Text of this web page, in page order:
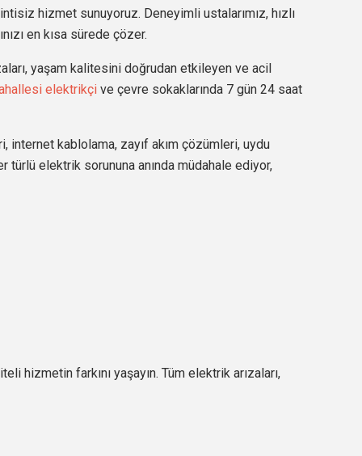
hizmet sunuyoruz. Deneyimli ustalarımız, hızlı
en kısa sürede çözer.
yaşam kalitesini doğrudan etkileyen ve acil
elektrikçi ve çevre sokaklarında 7 gün 24 saat
internet kablolama, zayıf akım çözümleri, uydu
elektrik sorununa anında müdahale ediyor,
hizmetin farkını yaşayın. Tüm elektrik arızaları,